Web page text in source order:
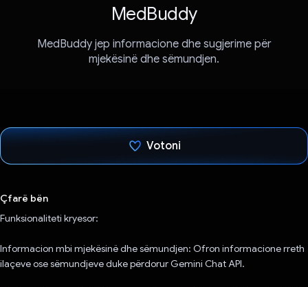
MedBuddy
MedBuddy jep informacione dhe sugjerime për
mjekësinë dhe sëmundjen.
Votoni
Çfarë bën
Funksionaliteti kryesor:
Informacion mbi mjekësinë dhe sëmundjen: Ofron informacione rreth
ilaçeve ose sëmundjeve duke përdorur Gemini Chat API.